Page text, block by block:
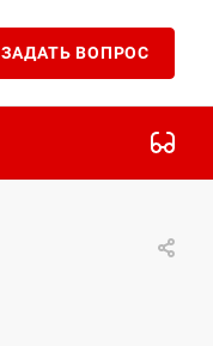
ЗАДАТЬ ВОПРОС